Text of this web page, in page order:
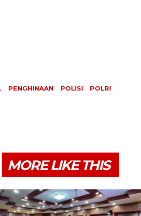
PENGHINAAN POLISI POLRI
MORE LIKE THIS